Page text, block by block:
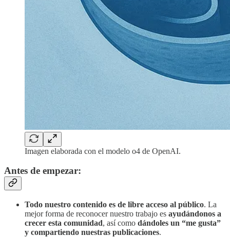
Imagen elaborada con el modelo o4 de OpenAI.
Antes de empezar:
Todo nuestro contenido es de libre acceso al público. La
mejor forma de reconocer nuestro trabajo es ayudándonos a
crecer esta comunidad, así como dándoles un “me gusta”
y compartiendo nuestras publicaciones.